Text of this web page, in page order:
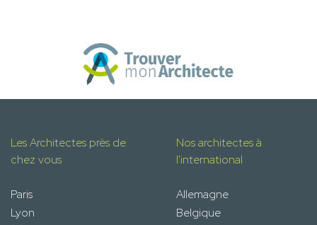
Les Architectes près de
chez vous
Paris
Lyon
Nos architectes à
l'international
Allemagne
Belgique